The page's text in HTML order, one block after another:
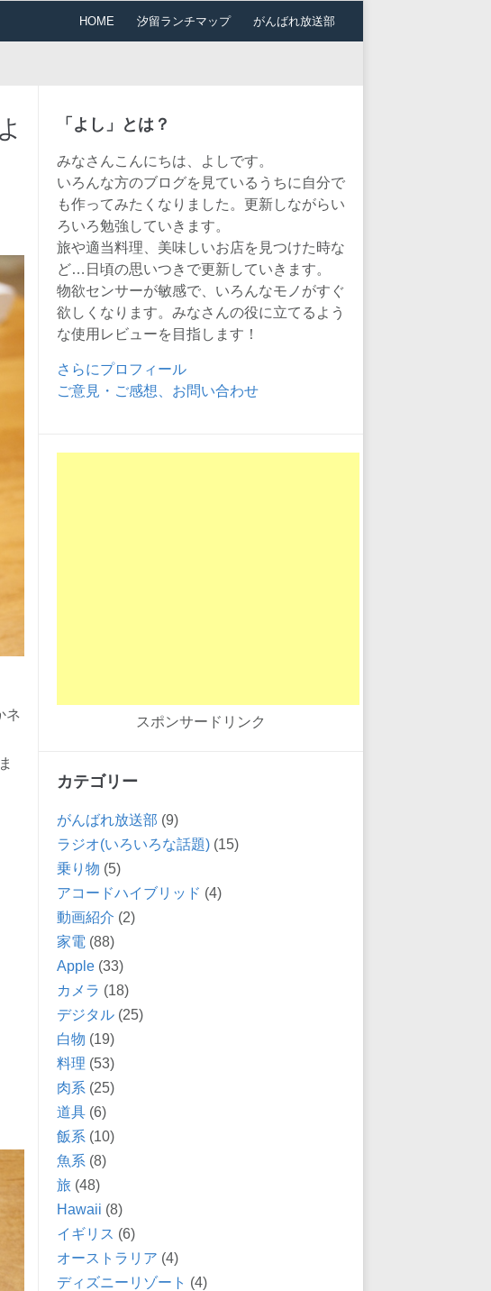
HOME 汐留ランチマップ がんばれ放送部
ネ
「よし」とは？
みなさんこんにちは、よしです。
いろんな方のブログを見ているうちに自分で
も作ってみたくなりました。更新しながらい
ろいろ勉強していきます。
旅や適当料理、美味しいお店を見つけた時な
ど…日頃の思いつきで更新していきます。
物欲センサーが敏感で、いろんなモノがすぐ
欲しくなります。みなさんの役に立てるよう
な使用レビューを目指します！
さらにプロフィール
ご意見・ご感想、お問い合わせ
スポンサードリンク
カテゴリー
がんばれ放送部 (9)
ラジオ(いろいろな話題) (15)
乗り物 (5)
アコードハイブリッド (4)
動画紹介 (2)
家電 (88)
Apple (33)
カメラ (18)
デジタル (25)
白物 (19)
料理 (53)
肉系 (25)
道具 (6)
飯系 (10)
魚系 (8)
旅 (48)
Hawaii (8)
イギリス (6)
オーストラリア (4)
ディズニーリゾート (4)